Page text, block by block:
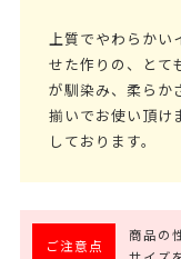
上質でやわらかい
せた作りの、とて
が馴染み、柔らか
揃いでお使い頂
しております。
ご注意点
商品の